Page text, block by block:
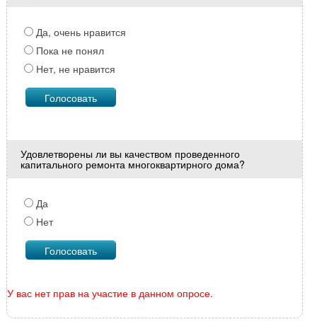
Да, очень нравится
Пока не понял
Нет, не нравится
Удовлетворены ли вы качеством проведенного
капитального ремонта многоквартирного дома?
Да
Нет
У вас нет прав на участие в данном опросе.